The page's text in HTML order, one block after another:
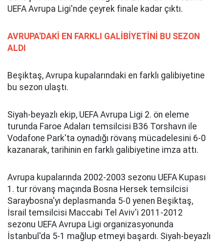
UEFA Avrupa Ligi'nde çeyrek finale kadar çıktı.
AVRUPA'DAKİ EN FARKLI GALİBİYETİNİ BU SEZON
ALDI
Beşiktaş, Avrupa kupalarındaki en farklı galibiyetine
bu sezon ulaştı.
Siyah-beyazlı ekip, UEFA Avrupa Ligi 2. ön eleme
turunda Faroe Adaları temsilcisi B36 Torshavn ile
Vodafone Park'ta oynadığı rövanş mücadelesini 6-0
kazanarak, tarihinin en farklı galibiyetine imza attı.
Avrupa kupalarında 2002-2003 sezonu UEFA Kupası
1. tur rövanş maçında Bosna Hersek temsilcisi
Saraybosna'yı deplasmanda 5-0 yenen Beşiktaş,
İsrail temsilcisi Maccabi Tel Aviv'i 2011-2012
sezonu UEFA Avrupa Ligi organizasyonunda
İstanbul'da 5-1 mağlup etmeyi başardı. Siyah-beyazlı